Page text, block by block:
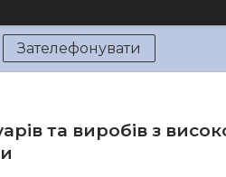
Зателефонувати
та виробів з